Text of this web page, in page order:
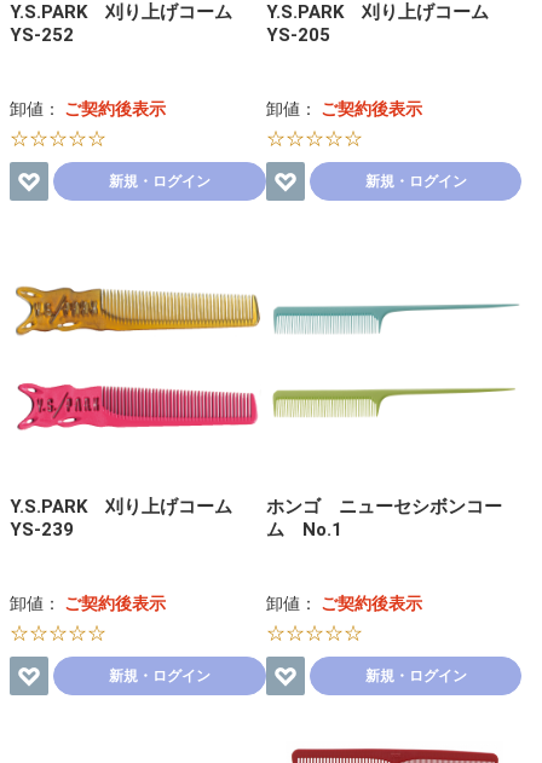
Y.S.PARK 刈り上げコーム
YS-252
卸値： ご契約後表示
☆☆☆☆☆
新規・ログイン
Y.S.PARK 刈り上げコーム
YS-205
卸値： ご契約後表示
☆☆☆☆☆
新規・ログイン
Y.S.PARK 刈り上げコーム
YS-239
卸値： ご契約後表示
☆☆☆☆☆
新規・ログイン
ホンゴ ニューセシボンコー
ム No.1
卸値： ご契約後表示
☆☆☆☆☆
新規・ログイン